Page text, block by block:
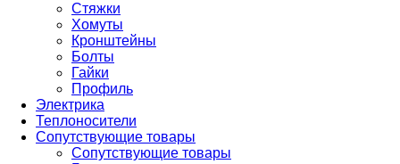
Стяжки
Хомуты
Кронштейны
Болты
Гайки
Профиль
Электрика
Теплоносители
Сопутствующие товары
Сопутствующие товары